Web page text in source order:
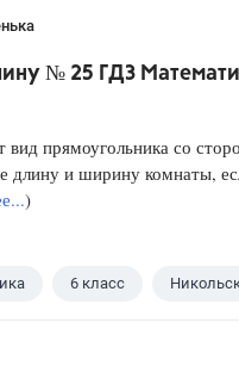
№ 25 ГДЗ
вид прямоугольника со
длину и ширину комнаты,
)
6 класс